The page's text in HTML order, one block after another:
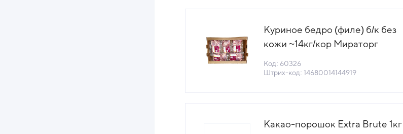
Куриное бедро (филе) б/к без
кожи ~14кг/кор Мираторг
(-18°С)
Код: 60326
Штрих-код: 14680014144919
Какао-порошок Extra Brute 1кг